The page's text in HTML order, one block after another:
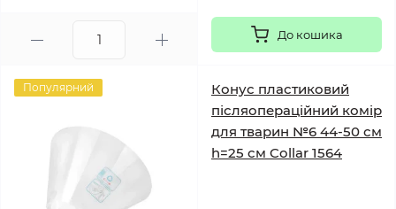
До кошика
Популярний
Конус пластиковий
післяопераційний комір
для тварин №6 44-50 см
h=25 см Collar 1564